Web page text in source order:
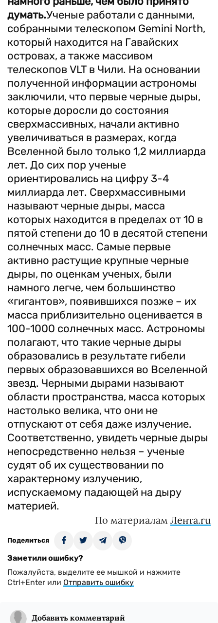
думать.Ученые работали с данными,
собранными телескопом Gemini North,
который находится на Гавайских
островах, а также массивом
телескопов VLT в Чили. На основании
полученной информации астрономы
заключили, что первые черные дыры,
которые доросли до состояния
сверхмассивных, начали активно
увеличиваться в размерах, когда
Вселенной было только 1,2 миллиарда
лет. До сих пор ученые
ориентировались на цифру 3-4
миллиарда лет. Сверхмассивными
называют черные дыры, масса
которых находится в пределах от 10 в
пятой степени до 10 в десятой степени
солнечных масс. Самые первые
активно растущие крупные черные
дыры, по оценкам ученых, были
намного легче, чем большинство
«гигантов», появившихся позже – их
масса приблизительно оценивается в
100-1000 солнечных масс. Астрономы
полагают, что такие черные дыры
образовались в результате гибели
первых образовавшихся во Вселенной
звезд. Черными дырами называют
области пространства, масса которых
настолько велика, что они не
отпускают от себя даже излучение.
Соответственно, увидеть черные дыры
непосредственно нельзя – ученые
судят об их существовании по
характерному излучению,
испускаемому падающей на дыру
материей.
По материалам Лента.ru
Поделиться
Заметили ошибку?
Пожалуйста, выделите ее мышкой и нажмите
Ctrl+Enter или Отправить ошибку
Добавить комментарий